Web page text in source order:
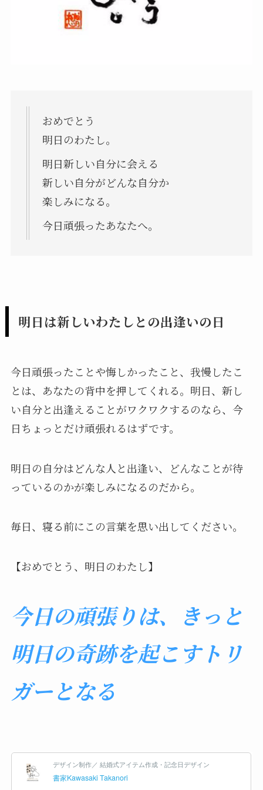
おめでとう
明日のわたし。
明日新しい自分に会える
新しい自分がどんな自分か
楽しみになる。
今日頑張ったあなたへ。
明日は新しいわたしとの出逢いの日
今日頑張ったことや悔しかったこと、我慢したこ
とは、あなたの背中を押してくれる。明日、新し
い自分と出逢えることがワクワクするのなら、今
日ちょっとだけ頑張れるはずです。
明日の自分はどんな人と出逢い、どんなことが待
っているのかが楽しみになるのだから。
毎日、寝る前にこの言葉を思い出してください。
【おめでとう、明日のわたし】
今日の頑張りは、きっと
明日の奇跡を起こすトリ
ガーとなる